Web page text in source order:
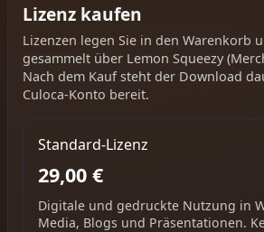
Lizenz kaufen
Lizenzen legen Sie in den Warenkorb
gesammelt über Lemon Squeezy
Nach dem Kauf steht der Download
Culoca-Konto bereit.
Standard-Lizenz
29,00 €
Digitale und gedruckte Nutzung in
Media, Blogs und Präsentationen.